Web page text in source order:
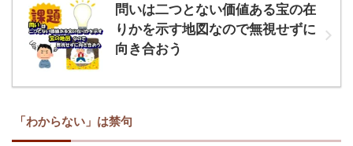
問いは二つとない価値ある宝の在
りかを示す地図なので無視せずに
向き合おう
「わからない」は禁句